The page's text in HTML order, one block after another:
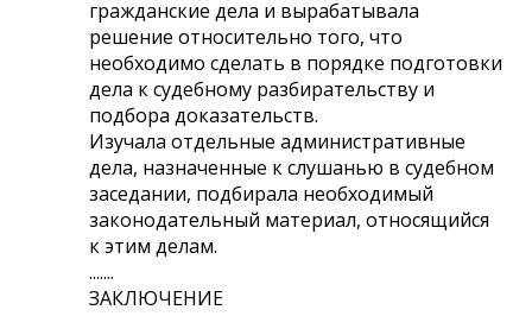
гражданские дела и вырабатывала
решение относительно того, что
необходимо сделать в порядке подготовки
дела к судебному разбирательству и
подбора доказательств.
Изучала отдельные административные
дела, назначенные к слушанью в судебном
заседании, подбирала необходимый
законодательный материал, относящийся
к этим делам.
.......
ЗАКЛЮЧЕНИЕ